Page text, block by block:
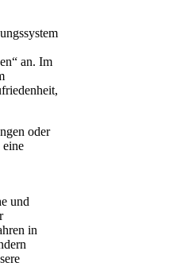
an. Im
oder
eine
und
in